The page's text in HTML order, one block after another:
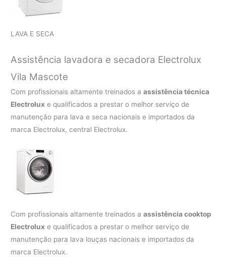
LAVA E SECA
Assistência lavadora e secadora Electrolux
Vila Mascote
Com profissionais altamente treinados aassistência técnica
Electrolux e qualificados a prestar o melhor serviço de
manutenção para lava e seca nacionais e importados da
marca Electrolux, central Electrolux.
Com profissionais altamente treinados aassistência cooktop
Electrolux e qualificados a prestar o melhor serviço de
manutenção para lava louças nacionais e importados da
marca Electrolux.